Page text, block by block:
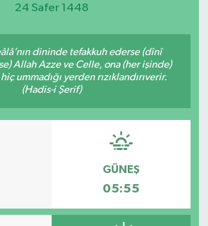
24 Safer 1448
dininde tefakkuh ederse (dînî
Allah Azze ve Celle, ona (her işinde)
ummadığı yerden rızıklandırıverir.
(Hadis-i Şerif)
GÜNEŞ
05:55